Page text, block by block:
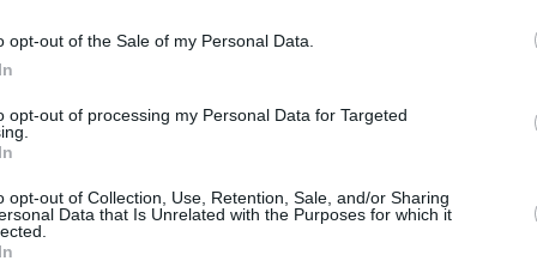
opt-out of the Sale of my Personal Data.
opt-out of processing my Personal Data for Targeted
opt-out of Collection, Use, Retention, Sale, and/or Sharing
Data that Is Unrelated with the Purposes for which it
συνέχεια σε όσους κάνουν λόγο για
Καρυστιανού, ο ηθοποιός υποστήριξε
σχηματίστηκε από το ότι αυτοί οι δύο
από τη Ρωσία και όλοι ίσως να
είναι φιλορωσικό κόμμα. Δεν το νομίζω
Έλληνες εκ Ρωσία, Έλληνες που ζουν